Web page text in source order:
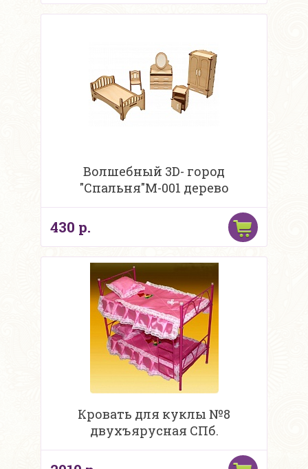
Волшебный 3D- город
"Спальня"М-001 дерево
430 р.
Кровать для куклы №8
двухъярусная СПб.